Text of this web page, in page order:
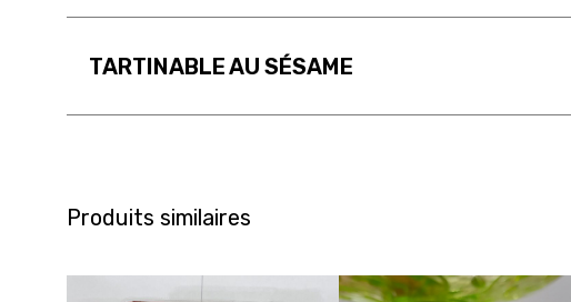
TARTINABLE AU SÉSAME
Produits similaires